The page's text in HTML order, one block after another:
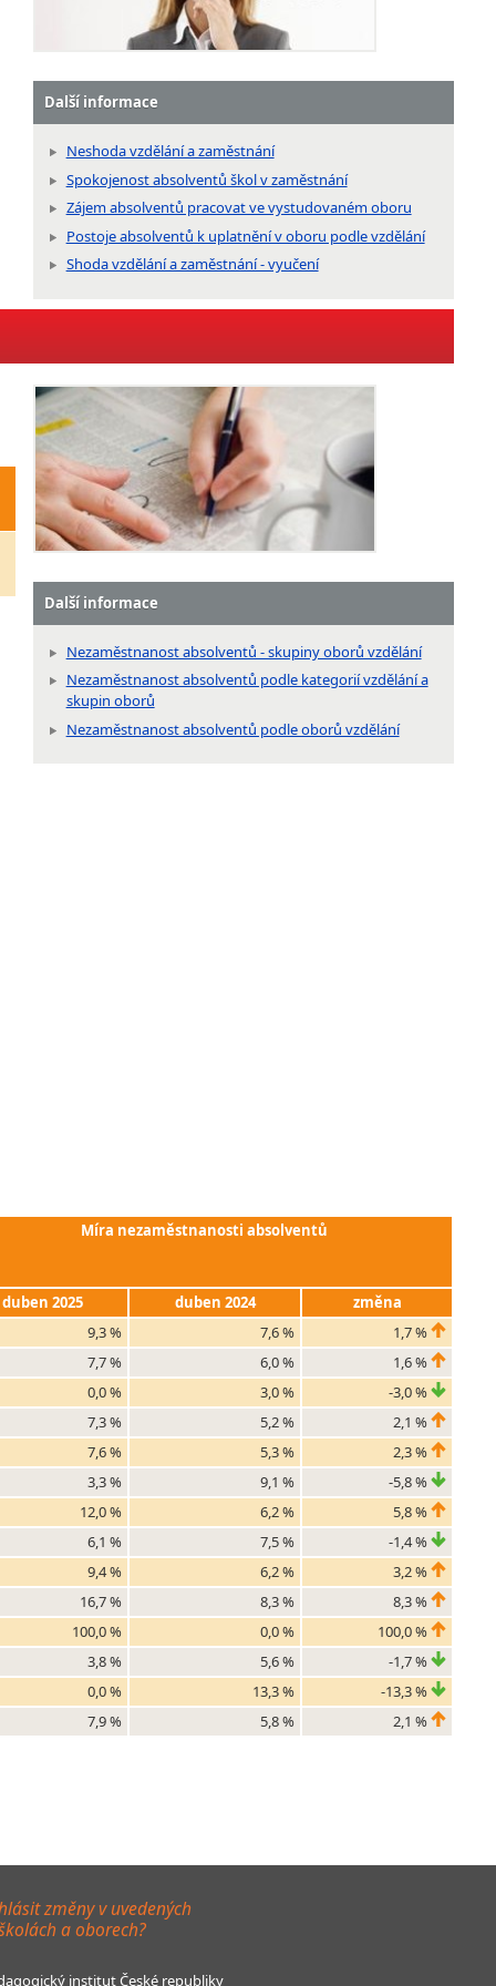
Další informace
Neshoda vzdělání a zaměstnání
Spokojenost absolventů škol v zaměstnání
Zájem absolventů pracovat ve vystudovaném oboru
Postoje absolventů k uplatnění v oboru podle vzdělání
Shoda vzdělání a zaměstnání - vyučení
Další informace
Nezaměstnanost absolventů - skupiny oborů vzdělání
Nezaměstnanost absolventů podle kategorií vzdělání a
skupin oborů
Nezaměstnanost absolventů podle oborů vzdělání
Míra nezaměstnanosti absolventů
duben 2025 duben 2024
změna
9,3 %
7,6 %
1,7 %
7,7 %
6,0 %
1,6 %
0,0 %
3,0 %
-3,0 %
7,3 %
5,2 %
2,1 %
7,6 %
5,3 %
2,3 %
3,3 %
9,1 %
-5,8 %
12,0 %
6,2 %
5,8 %
6,1 %
7,5 %
-1,4 %
9,4 %
6,2 %
3,2 %
16,7 %
8,3 %
8,3 %
100,0 %
0,0 %
100,0 %
3,8 %
5,6 %
-1,7 %
0,0 %
13,3 %
-13,3 %
7,9 %
5,8 % 2,1 %
změny v uvedených
a oborech?
institut České republiky